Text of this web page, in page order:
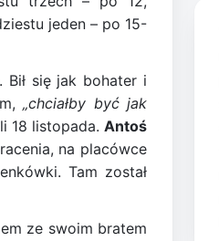
jeden – po 15-
się jak bohater i
„chciałby być jak
18 listopada.Antoś
na placówce
Tam został
ze swoim bratem